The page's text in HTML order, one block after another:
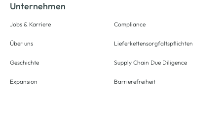
Unternehmen
Jobs & Karriere
Über uns
Geschichte
Expansion
Compliance
Lieferkettensorgfaltspflichten
Supply Chain Due Diligence
Barrierefreiheit